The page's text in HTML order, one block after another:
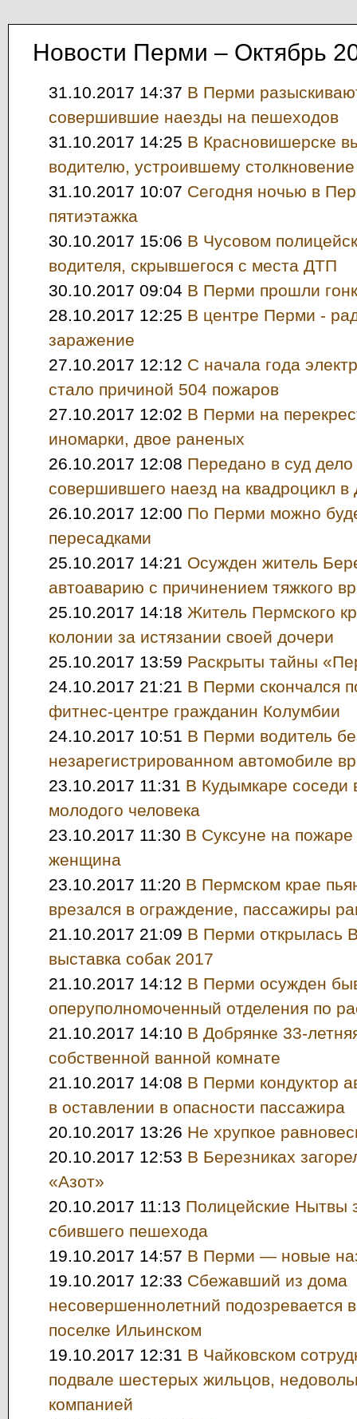
Новости Перми – Октябрь
31.10.2017 14:37 В Перми
совершившие наезды на пешеходов
31.10.2017 14:25 В Красновишерске
водителю, устроившему
31.10.2017 10:07 Сегодня ночью в
пятиэтажка
30.10.2017 15:06 В Чусовом
водителя, скрывшегося с места ДТП
30.10.2017 09:04 В Перми прошли
28.10.2017 12:25 В центре Перми -
заражение
27.10.2017 12:12 С начала года
стало причиной 504 пожаров
27.10.2017 12:02 В Перми на
иномарки, двое раненых
26.10.2017 12:08 Передано в суд дело
совершившего наезд на квадроцикл
26.10.2017 12:00 По Перми можно
пересадками
25.10.2017 14:21 Осужден житель
автоаварию с причинением тяжкого
25.10.2017 14:18 Житель Пермского
колонии за истязании своей дочери
25.10.2017 13:59 Раскрыты тайны
24.10.2017 21:21 В Перми скончался
фитнес-центре гражданин Колумбии
24.10.2017 10:51 В Перми водитель
незарегистрированном автомобиле
23.10.2017 11:31 В Кудымкаре соседи
молодого человека
23.10.2017 11:30 В Суксуне на пожаре
женщина
23.10.2017 11:20 В Пермском крае
врезался в ограждение, пассажиры
21.10.2017 21:09 В Перми открылась
выставка собак 2017
21.10.2017 14:12 В Перми осужден
оперуполномоченный отделения по
21.10.2017 14:10 В Добрянке 33-
собственной ванной комнате
21.10.2017 14:08 В Перми кондуктор
в оставлении в опасности пассажира
20.10.2017 13:26 Не хрупкое
20.10.2017 12:53 В Березниках
«Азот»
20.10.2017 11:13 Полицейские Нытвы
сбившего пешехода
19.10.2017 14:57 В Перми — новые
19.10.2017 12:33 Сбежавший из дома
несовершеннолетний подозревается
поселке Ильинском
19.10.2017 12:31 В Чайковском
подвале шестерых жильцов,
компанией